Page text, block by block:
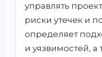
управлять
риски утечек и
определяет
и уязвимостей,